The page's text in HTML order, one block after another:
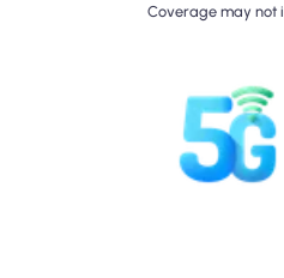
Coverage may not
नोमैड के Global-
का अनुभव करें।
योजना विवरण